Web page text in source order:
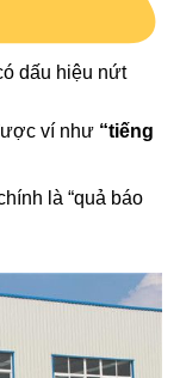
dấu hiệu nứt
ví như “tiếng
là “quả báo